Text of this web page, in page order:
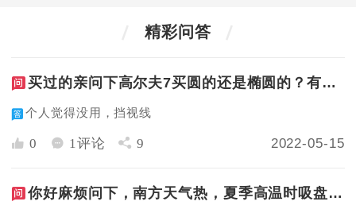
精彩问答
买过的亲问下高尔夫7买圆的还是椭圆的？有买过的吗？
个人觉得没用，挡视线
0 1评论 9 2022-05-15
你好麻烦问下，南方天气热，夏季高温时吸盘会不会松掉啊?？